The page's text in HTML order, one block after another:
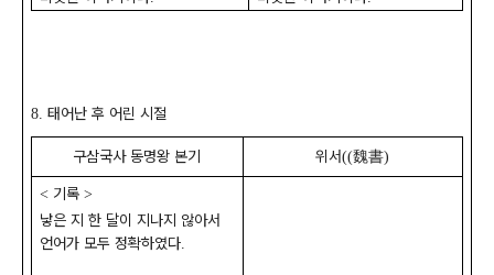
8. 태어난 후 어린 시절
구삼국사 동명왕 본기 위서((魏書)
< 기록 >
낳은 지 한 달이 지나지 않아서
언어가 모두 정확하였다.